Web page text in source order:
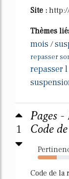
Site :
Thèmes
mois /
repasser
repasser
1
Pages
Code
56%
Code de la